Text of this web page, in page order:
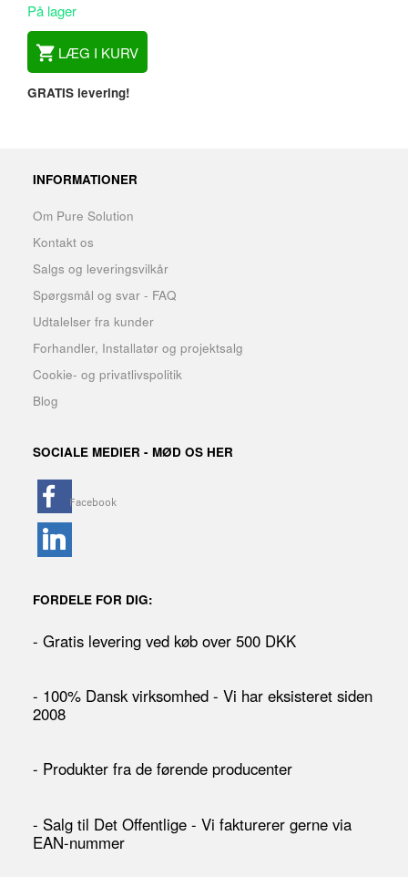
På lager
LÆG I KURV
GRATIS levering!
INFORMATIONER
Om Pure Solution
Kontakt os
Salgs og leveringsvilkår
Spørgsmål og svar - FAQ
Udtalelser fra kunder
Forhandler, Installatør og projektsalg
Cookie- og privatlivspolitik
Blog
SOCIALE MEDIER - MØD OS HER
FORDELE FOR DIG:
- Gratis levering ved køb over 500 DKK
- 100% Dansk virksomhed - Vi har eksisteret siden
2008
- Produkter fra de førende producenter
- Salg til Det Offentlige - Vi fakturerer gerne via
EAN-nummer